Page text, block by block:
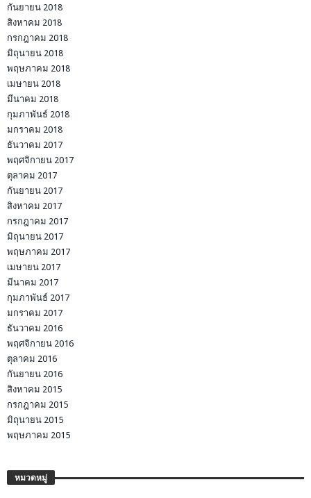
กันยายน 2018
สิงหาคม 2018
กรกฎาคม 2018
มิถุนายน 2018
พฤษภาคม 2018
เมษายน 2018
มีนาคม 2018
กุมภาพันธ์ 2018
มกราคม 2018
ธันวาคม 2017
พฤศจิกายน 2017
ตุลาคม 2017
กันยายน 2017
สิงหาคม 2017
กรกฎาคม 2017
มิถุนายน 2017
พฤษภาคม 2017
เมษายน 2017
มีนาคม 2017
กุมภาพันธ์ 2017
มกราคม 2017
ธันวาคม 2016
พฤศจิกายน 2016
ตุลาคม 2016
กันยายน 2016
สิงหาคม 2015
กรกฎาคม 2015
มิถุนายน 2015
พฤษภาคม 2015
หมวดหมู่